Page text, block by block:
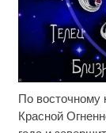
По восточному
Красной